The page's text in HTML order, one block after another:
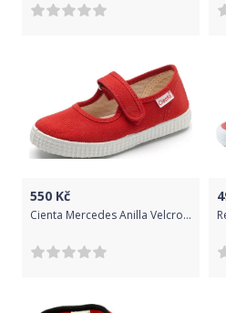
550 Kč
Cienta Mercedes Anilla Velcro Liso Youth - Rojo 30